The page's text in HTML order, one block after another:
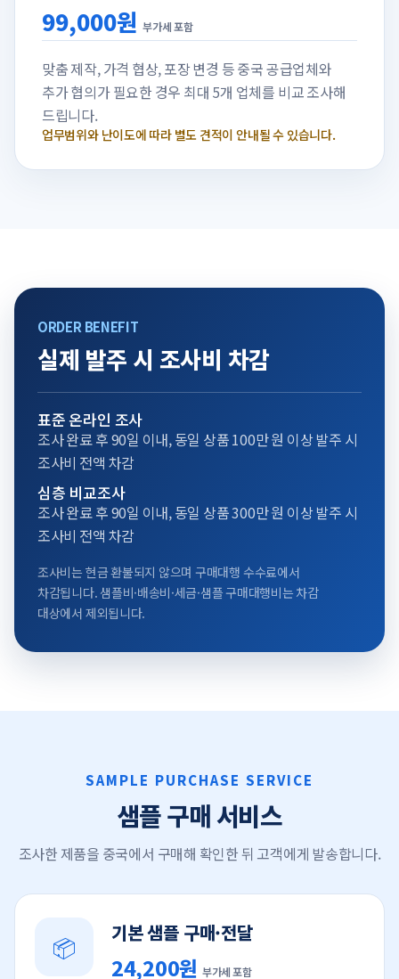
99,000원부가세 포함
맞춤 제작, 가격 협상, 포장 변경 등 중국 공급업체와
추가 협의가 필요한 경우 최대 5개 업체를 비교 조사해
드립니다.
업무범위와 난이도에 따라 별도 견적이 안내될 수 있습니다.
ORDER BENEFIT
실제 발주 시 조사비 차감
표준 온라인 조사
조사 완료 후 90일 이내, 동일 상품 100만 원 이상 발주 시
조사비 전액 차감
심층 비교조사
조사 완료 후 90일 이내, 동일 상품 300만 원 이상 발주 시
조사비 전액 차감
조사비는 현금 환불되지 않으며 구매대행 수수료에서
차감됩니다. 샘플비·배송비·세금·샘플 구매대행비는 차감
대상에서 제외됩니다.
SAMPLE PURCHASE SERVICE
샘플 구매 서비스
조사한 제품을 중국에서 구매해 확인한 뒤 고객에게 발송합니다.
📦 기본 샘플 구매·전달
24,200원 부가세 포함